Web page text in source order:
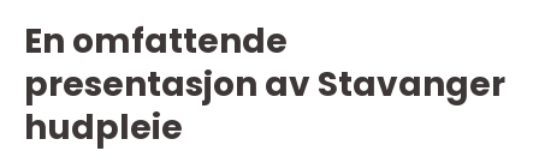
En omfattende
presentasjon av Stavanger
hudpleie